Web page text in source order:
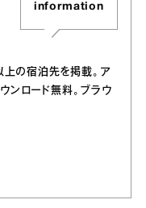
information
の宿泊先を掲載。ア
ンロード無料。ブラウ